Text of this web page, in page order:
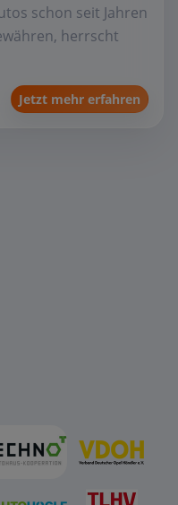
schon seit Jahren
herrscht
Jetzt mehr erfahren